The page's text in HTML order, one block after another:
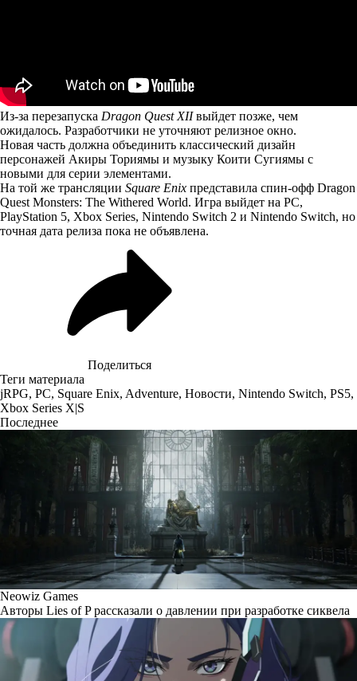
Из-за перезапуска Dragon Quest XIIвыйдет позже, чем
ожидалось. Разработчики не уточняют релизное окно.
Новая часть должна объединить классический дизайн
персонажей Акиры Ториямы и музыку Коити Сугиямы с
новыми для серии элементами.
На той же трансляции Square Enix представила спин-офф Dragon
Quest Monsters: The Withered World. Игра выйдет на PC,
PlayStation 5, Xbox Series, Nintendo Switch 2 и Nintendo Switch, но
точная дата релиза пока не объявлена.
Поделиться
Теги материала
jRPG, PC, Square Enix, Adventure, Новости, Nintendo Switch, PS5,
Xbox Series X|S
Последнее
Neowiz Games
Авторы Lies of P рассказали о давлении при разработке сиквела